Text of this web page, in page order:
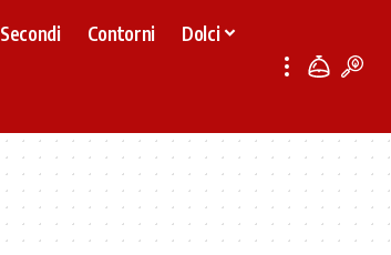
Secondi Contorni Dolci